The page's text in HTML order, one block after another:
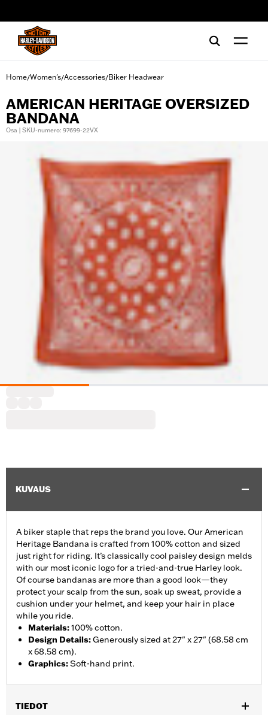
Home/Women's/Accessories/Biker Headwear
AMERICAN HERITAGE OVERSIZED
BANDANA
Osa | SKU-numero: 97699-22VX
KUVAUS
A biker staple that reps the brand you love. Our American
Heritage Bandana is crafted from 100% cotton and sized
just right for riding. It’s classically cool paisley design melds
with our most iconic logo for a tried-and-true Harley look.
Of course bandanas are more than a good look—they
protect your scalp from the sun, soak up sweat, provide a
cushion under your helmet, and keep your hair in place
while you ride.
Materials:100% cotton.
Design Details:Generously sized at 27" x 27" (68.58 cm
x 68.58 cm).
Graphics:Soft-hand print.
TIEDOT